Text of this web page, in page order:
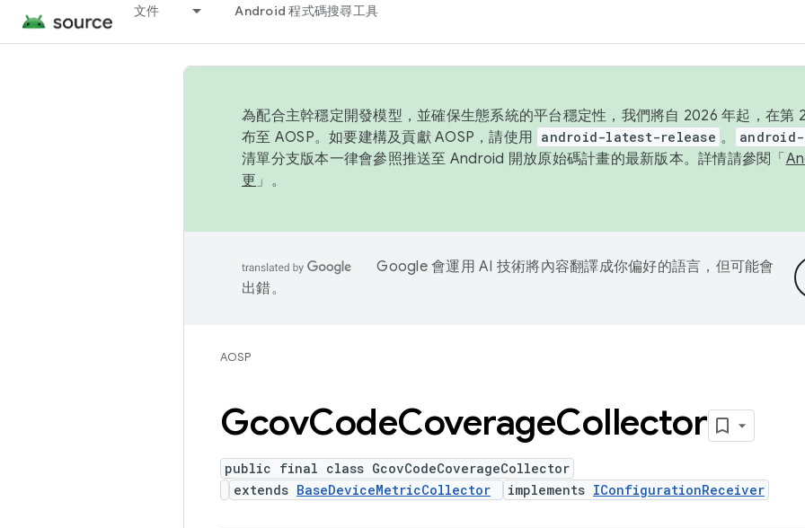
文件 Android 程式碼搜尋工具
為配合主幹穩定開發模型，並確保生態系統的平台穩定性，我們將自 2026 年起，在第
布至 AOSP。如要建構及貢獻 AOSP，請使用 android-latest-release 。
清單分支版本一律會參照推送至 Android 開放原始碼計畫的最新版本。詳情請參閱「
更 」。
Google 會運用 AI 技術將內容翻譯成你偏好的語言，但可能會
出錯。
AOSP
GcovCodeCoverageCollector
public final class GcovCodeCoverageCollector
extends BaseDeviceMetricCollector implements IConfigurationReceiver